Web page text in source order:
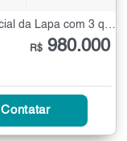
Casa Térrea à Venda no Parque Residencial da Lapa com 3 quartos - 140 m²
R$ 980.000
Contatar